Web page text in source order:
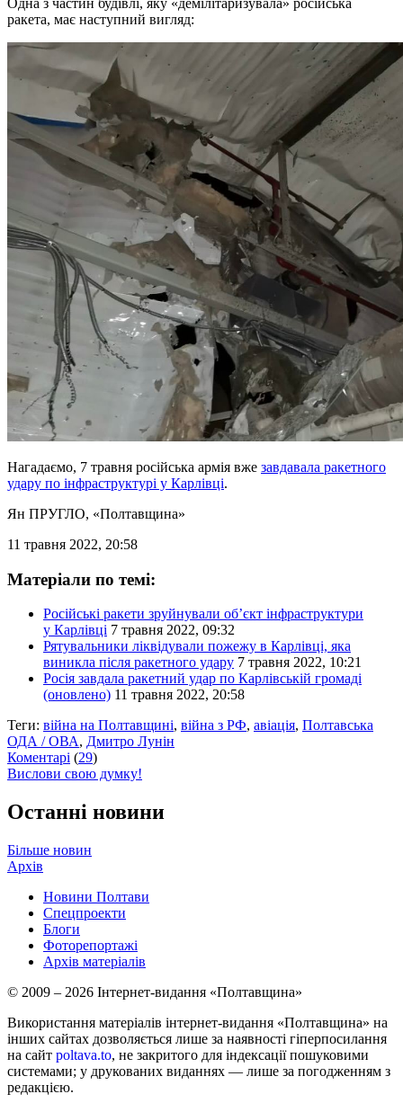
ракета, має наступний вигляд:
Нагадаємо, 7 травня російська армія вже завдавала ракетного
удару по інфраструктурі у Карлівці.
Ян ПРУГЛО, «Полтавщина»
11 травня 2022, 20:58
Матеріали по темі:
Російські ракети зруйнували об’єкт інфраструктури
у Карлівці 7 травня 2022, 09:32
Рятувальники ліквідували пожежу в Карлівці, яка
виникла після ракетного удару 7 травня 2022, 10:21
Росія завдала ракетний удар по Карлівській громаді
(оновлено) 11 травня 2022, 20:58
Теги: війна на Полтавщині, війна з РФ, авіація, Полтавська
ОДА / ОВА, Дмитро Лунін
Коментарі (29)
Вислови свою думку!
Останні новини
Більше новин
Архів
Новини Полтави
Спецпроекти
Блоги
Фоторепортажі
Архів матеріалів
© 2009 – 2026 Інтернет-видання «Полтавщина»
Використання матеріалів інтернет-видання «Полтавщина» на
інших сайтах дозволяється лише за наявності гіперпосилання
на сайт poltava.to, не закритого для індексації пошуковими
системами; у друкованих виданнях — лише за погодженням з
редакцією.